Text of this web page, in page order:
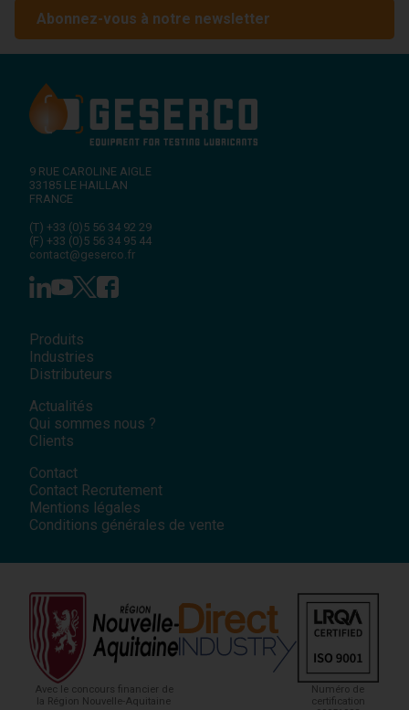
Abonnez-vous à notre newsletter
9 RUE CAROLINE AIGLE
33185 LE HAILLAN
FRANCE
(T) +33 (0)5 56 34 92 29
(F) +33 (0)5 56 34 95 44
contact@geserco.fr
Produits
Industries
Distributeurs
Actualités
Qui sommes nous ?
Clients
Contact
Contact Recrutement
Mentions légales
Conditions générales de vente
Avec le concours financier de
la Région Nouvelle-Aquitaine
Numéro de
certification